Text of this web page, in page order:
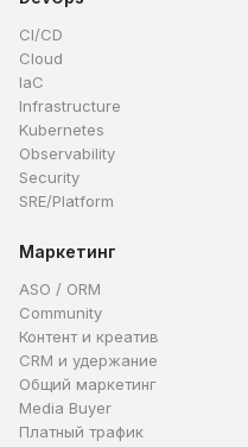
CI/CD
Cloud
IaC
Infrastructure
Kubernetes
Observability
Security
SRE/Platform
Маркетинг
ASO / ORM
Community
Контент и креатив
CRM и удержание
Общий маркетинг
Media Buyer
Платный трафик